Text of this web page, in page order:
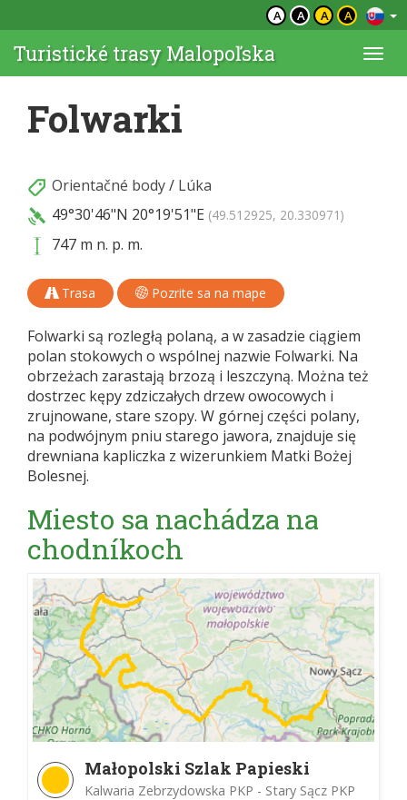
A A A A
Turistické trasy Malopoľska
Folwarki
Orientačné body/ Lúka
49°30'46"N 20°19'51"E (49.512925, 20.330971)
747 m n. p. m.
Trasa Pozrite sa na mape
Folwarki są rozległą polaną, a w zasadzie ciągiem
polan stokowych o wspólnej nazwie Folwarki. Na
obrzeżach zarastają brzozą i leszczyną. Można też
dostrzec kępy zdziczałych drzew owocowych i
zrujnowane, stare szopy. W górnej części polany,
na podwójnym pniu starego jawora, znajduje się
drewniana kapliczka z wizerunkiem Matki Bożej
Bolesnej.
Miesto sa nachádza na
chodníkoch
Małopolski Szlak Papieski
Kalwaria Zebrzydowska PKP - Stary Sącz PKP